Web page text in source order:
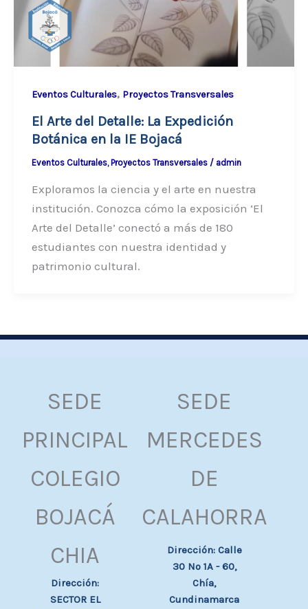
Eventos Culturales, Proyectos Transversales
El Arte del Detalle: La Expedición
Botánica en la IE Bojacá
Eventos Culturales, Proyectos Transversales/ admin
Exploramos la ciencia y el arte en nuestra
institución. Conozca cómo la exposición ‘El
Arte del Detalle’ conectó a más de 180
estudiantes con nuestra identidad y
patrimonio cultural.
SEDE
PRINCIPAL
COLEGIO
BOJACÁ
CHIA
Dirección:
SECTOR EL
SEDE
MERCEDES
DE
CALAHORRA
Dirección: Calle
30 Nº 1A - 60,
Chía,
Cundinamarca